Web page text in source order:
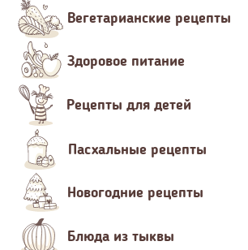
Вегетарианские рецепты
Здоровое питание
Рецепты для детей
Пасхальные рецепты
Новогодние рецепты
Блюда из тыквы